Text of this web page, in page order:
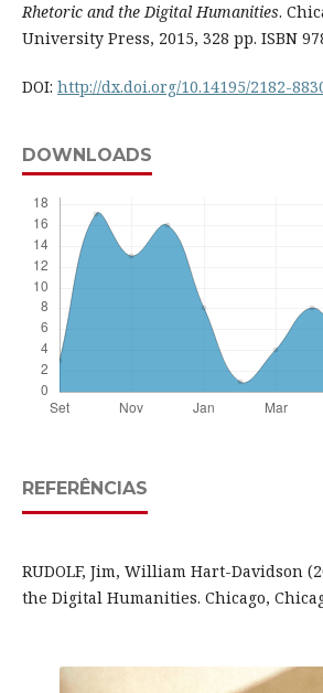
Rhetoric and the Digital Humanities.
University Press, 2015, 328 pp. ISBN
DOI: http://dx.doi.org/10.14195/2182-
DOWNLOADS
REFERÊNCIAS
RUDOLF, Jim, William Hart-Davidson
the Digital Humanities. Chicago,